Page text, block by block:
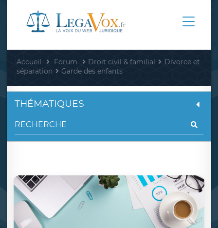
Accueil Forum Droit civil & familial
Divorce et
séparation
Garde des enfants
THÉMATIQUES